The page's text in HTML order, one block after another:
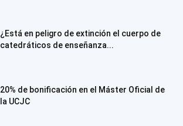
¿Está en peligro de extinción el cuerpo de
catedráticos de enseñanza...
20% de bonificación en el Máster Oficial de
la UCJC